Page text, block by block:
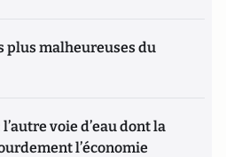
plus malheureuses du
voie d’eau dont la
l’économie